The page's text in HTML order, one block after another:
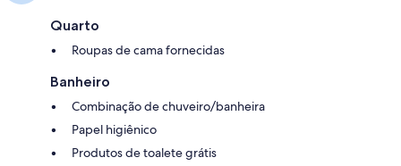
Quarto
Roupas de cama fornecidas
Banheiro
Combinação de chuveiro/banheira
Papel higiênico
Produtos de toalete grátis